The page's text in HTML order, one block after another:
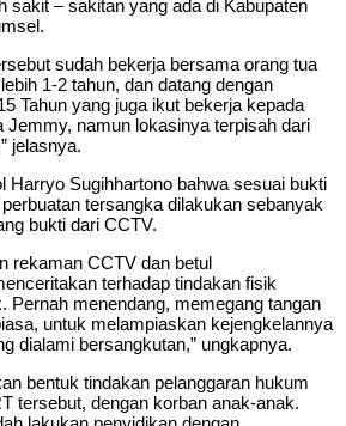
sakit – sakitan yang ada di Kabupaten
sudah bekerja bersama orang tua
1-2 tahun, dan datang dengan
Tahun yang juga ikut bekerja kepada
namun lokasinya terpisah dari
jelasnya.
Harryo Sugihhartono bahwa sesuai bukti
tersangka dilakukan sebanyak
bukti dari CCTV.
rekaman CCTV dan betul
terhadap tindakan fisik
Pernah menendang, memegang tangan
untuk melampiaskan kejengkelannya
dialami bersangkutan,” ungkapnya.
bentuk tindakan pelanggaran hukum
tersebut, dengan korban anak-anak.